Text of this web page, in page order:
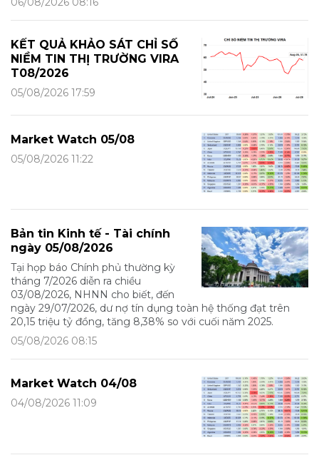
KẾT QUẢ KHẢO SÁT CHỈ SỐ
NIỀM TIN THỊ TRƯỜNG VIRA
T08/2026
05/08/2026 17:59
Market Watch 05/08
05/08/2026 11:22
Bản tin Kinh tế - Tài chính
ngày 05/08/2026
Tại họp báo Chính phủ thường kỳ
tháng 7/2026 diễn ra chiều
03/08/2026, NHNN cho biết, đến
ngày 29/07/2026, dư nợ tín dụng toàn hệ thống đạt trên
20,15 triệu tỷ đồng, tăng 8,38% so với cuối năm 2025.
05/08/2026 08:15
Market Watch 04/08
04/08/2026 11:09